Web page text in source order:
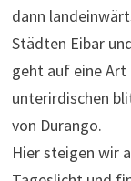
dann
Städten Eibar
geht auf eine Art
unterirdischen
von Durango.
Hier steigen wir